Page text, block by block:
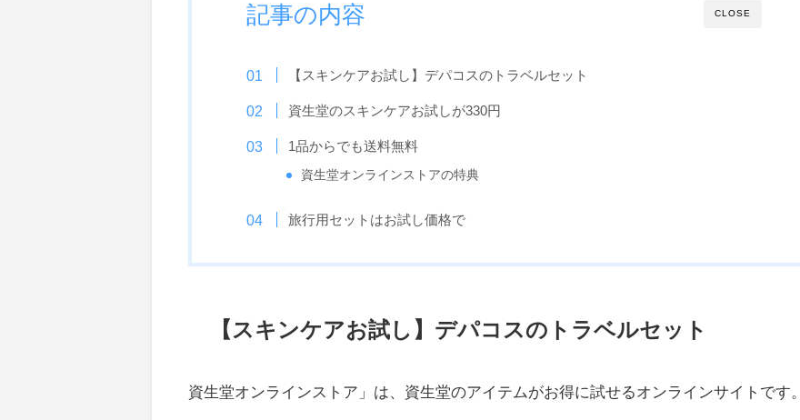
CLOSE
記事の内容
【スキンケアお試し】デパコスのトラベルセット
資生堂のスキンケアお試しが330円
1品からでも送料無料
資生堂オンラインストアの特典
旅行用セットはお試し価格で
【スキンケアお試し】デパコスのトラベルセット
資生堂オンラインストア」は、資生堂のアイテムがお得に試せるオンラインサイトです。